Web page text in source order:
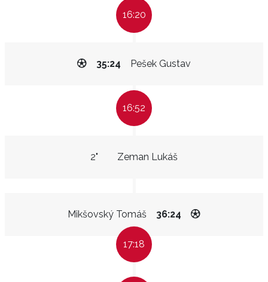
16:20
Pešek Gustav
35:24
16:52
Zeman Lukáš
2"
Mikšovský Tomáš 36:24
17:18